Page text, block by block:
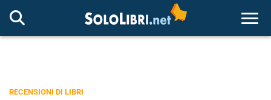
RECENSIONI DI LIBRI